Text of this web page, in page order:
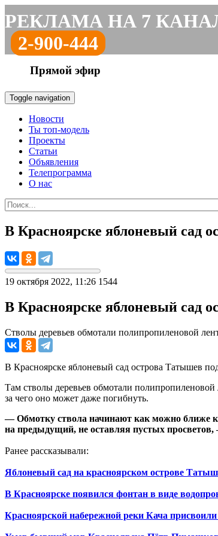
РЕКЛАМА НА 7
2-900-444
Прямой эфир
Toggle navigation
Новости
Ты топ-модель
Проекты
Статьи
Объявления
Телепрограмма
О нас
В Красноярске яблоневый сад
19 октября 2022, 11:26 1544
В Красноярске яблоневый сад
Стволы деревьев обмотали полипропиленовой
В Красноярске яблоневый сад острова Татышев
Там стволы деревьев обмотали
за чего оно может даже погибнуть.
— Обмотку ствола начинают как можно ближе к
на предыдущий, не оставляя пустых
Ранее рассказывали:
Яблоневый сад на красноярском острове
В Красноярске появился фонтан в виде
Красноярской набережной реки Кача